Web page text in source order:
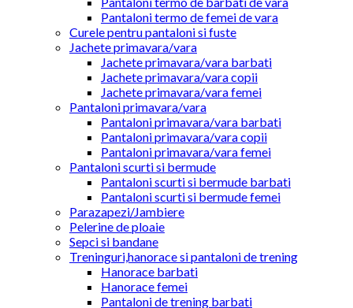
Pantaloni termo de femei de vara
Curele pentru pantaloni si fuste
Jachete primavara/vara
Jachete primavara/vara barbati
Jachete primavara/vara copii
Jachete primavara/vara femei
Pantaloni primavara/vara
Pantaloni primavara/vara barbati
Pantaloni primavara/vara copii
Pantaloni primavara/vara femei
Pantaloni scurti si bermude
Pantaloni scurti si bermude barbati
Pantaloni scurti si bermude femei
Parazapezi/Jambiere
Pelerine de ploaie
Sepci si bandane
Treninguri,hanorace si pantaloni de trening
Hanorace barbati
Hanorace femei
Pantaloni de trening barbati